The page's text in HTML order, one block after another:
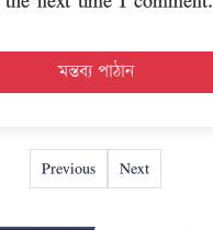
Previous Next